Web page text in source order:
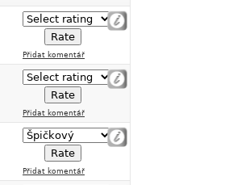
Přidat komentář
Přidat komentář
Přidat komentář